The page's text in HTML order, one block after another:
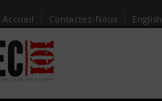
Accueil Contactez-Nous English